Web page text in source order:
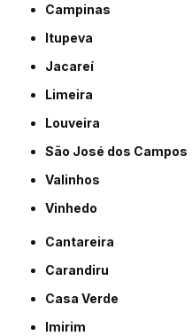
Campinas
Itupeva
Jacareí
Limeira
Louveira
São José dos Campos
Valinhos
Vinhedo
Cantareira
Carandiru
Casa Verde
Imirim